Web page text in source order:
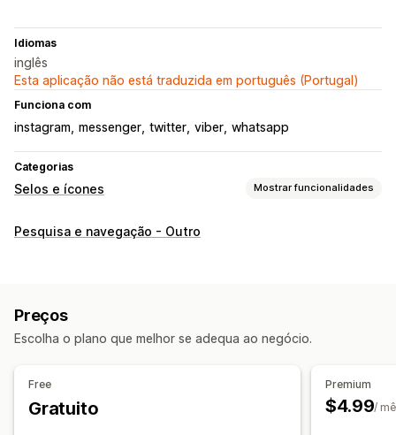
Idiomas
inglês
Esta aplicação não está traduzida em português (Portugal)
Funciona com
instagram messenger twitter viber whatsapp
Categorias
Selos e ícones Mostrar funcionalidades
Tipos de ícones
Fundos
Tipos de letra
Tamanho
Específico do dispositivo
Posição do ícone
Pesquisa e navegação - Outro
Preços
Escolha o plano que melhor se adequa ao negócio.
Free
Gratuito
Premium
$4.99/